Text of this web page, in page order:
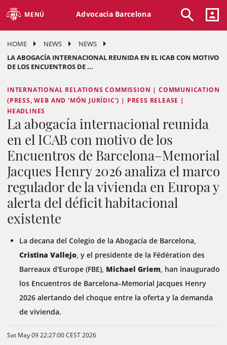
MENÚ Advocacia Barcelona
HOME NEWS
NEWS
LA ABOGACÍA INTERNACIONAL REUNIDA EN EL ICAB CON MOTIVO
DE LOS ENCUENTROS DE ...
INTERNATIONAL RELATIONS COMMISSION | COMMUNICATION
(PRESS, WEB AND 'MÓN JURÍDIC') | PRESS RELEASE |
HEADLINES
La abogacía internacional reunida
en el ICAB con motivo de los
Encuentros de Barcelona–Memorial
Jacques Henry 2026 analiza el marco
regulador de la vivienda en Europa y
alerta del déficit habitacional
existente
La decana del Colegio de la Abogacía de Barcelona,
Cristina Vallejo, y el presidente de la Fédération des
Barreaux d'Europe (FBE), Michael Griem, han inaugurado
los Encuentros de Barcelona–Memorial Jacques Henry
2026 alertando del choque entre la oferta y la demanda
de vivienda.
Sat May 09 22:27:00 CEST 2026